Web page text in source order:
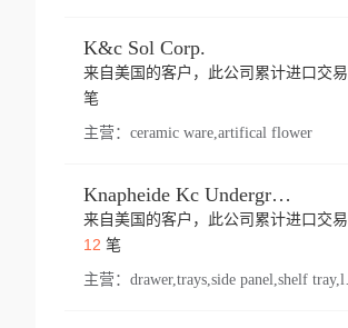
K&c Sol Corp.
来自美国的客户，此公司累计进口交易
笔
主营： ceramic ware,artifical flower
Knapheide Kc Underground
来自美国的客户，此公司累计进口交易
12 笔
主营：